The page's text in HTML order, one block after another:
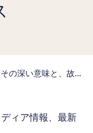
の深い意味と、故人
ィア情報、 最新